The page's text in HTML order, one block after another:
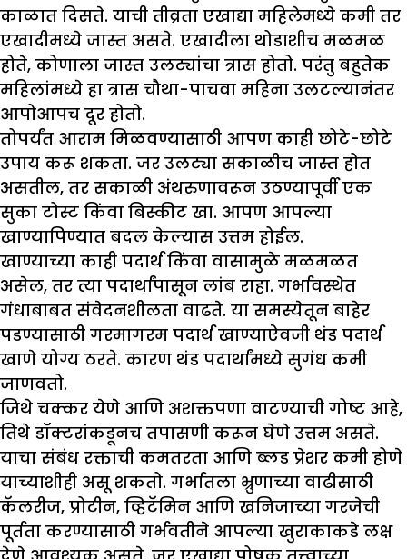
काळात दिसते. याची तीव्रता एखाद्या महिलेमध्ये कमी तर
एखादीमध्ये जास्त असते. एखादीला थोडाशीच मळमळ
होते, कोणाला जास्त उलट्यांचा त्रास होतो. परंतु बहुतेक
महिलांमध्ये हा त्रास चौथा-पाचवा महिना उलटल्यानंतर
आपोआपच दूर होतो.
तोपर्यंत आराम मिळवण्यासाठी आपण काही छोटे-छोटे
उपाय करू शकता. जर उलट्या सकाळीच जास्त होत
असतील, तर सकाळी अंथरुणावरून उठण्यापूर्वी एक
सुका टोस्ट किंवा बिस्कीट खा. आपण आपल्या
खाण्यापिण्यात बदल केल्यास उत्तम होईल.
खाण्याच्या काही पदार्थ किंवा वासामुळे मळमळत
असेल, तर त्या पदार्थांपासून लांब राहा. गर्भावस्थेत
गंधाबाबत संवेदनशीलता वाढते. या समस्येतून बाहेर
पडण्यासाठी गरमागरम पदार्थ खाण्याऐवजी थंड पदार्थ
खाणे योग्य ठरते. कारण थंड पदार्थांमध्ये सुगंध कमी
जाणवतो.
जिथे चक्कर येणे आणि अशक्तपणा वाटण्याची गोष्ट आहे,
तिथे डॉक्टरांकडूनच तपासणी करून घेणे उत्तम असते.
याचा संबंध रक्ताची कमतरता आणि ब्लड प्रेशर कमी होणे
याच्याशीही असू शकतो. गर्भातला भ्रुणाच्या वाढीसाठी
कॅलरीज, प्रोटीन, व्हिटॅमिन आणि खनिजाच्या गरजेची
पूर्तता करण्यासाठी गर्भवतीने आपल्या खुराकाकडे लक्ष